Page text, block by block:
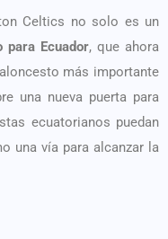
Celtics no solo es un
para Ecuador, que ahora
más importante
una nueva puerta para
ecuatorianos puedan
una vía para alcanzar la